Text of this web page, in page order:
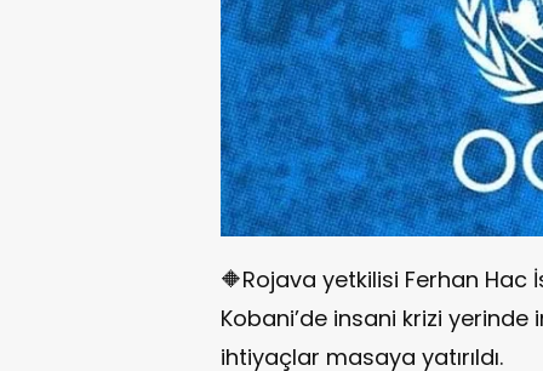
🔶Rojava yetkilisi Ferhan Hac
Kobani’de insani krizi yerinde
ihtiyaçlar masaya yatırıldı.